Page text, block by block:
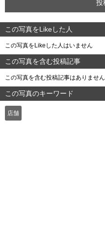
この写真をLikeした人
この写真をLikeした人はいません
この写真を含む投稿記事
この写真を含む投稿記事はありません
この写真のキーワード
店舗